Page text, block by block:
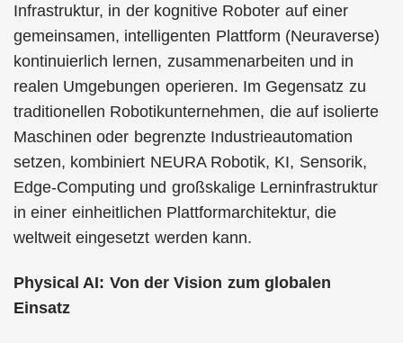
Infrastruktur, in der kognitive Roboter auf einer
gemeinsamen, intelligenten Plattform (Neuraverse)
kontinuierlich lernen, zusammenarbeiten und in
realen Umgebungen operieren. Im Gegensatz zu
traditionellen Robotikun­ternehmen, die auf isolierte
Maschinen oder begrenzte Industrieautomation
setzen, kombiniert NEURA Robotik, KI, Sensorik,
Edge-Computing und großskalige Lerninfrastruktur
in einer einheitlichen Plattformarchitektur, die
weltweit eingesetzt werden kann.
Physical AI: Von der Vision zum globalen
Einsatz